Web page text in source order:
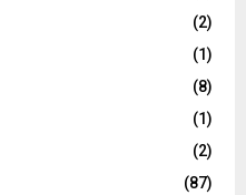
(2)
(1)
(8)
(1)
(2)
(87)